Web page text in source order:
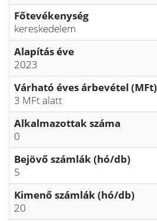
Főtevékenység
kereskedelem
Alapítás éve
2023
Várható éves árbevétel (MFt)
3 MFt alatt
Alkalmazottak száma
0
Bejövő számlák (hó/db)
5
Kimenő számlák (hó/db)
20